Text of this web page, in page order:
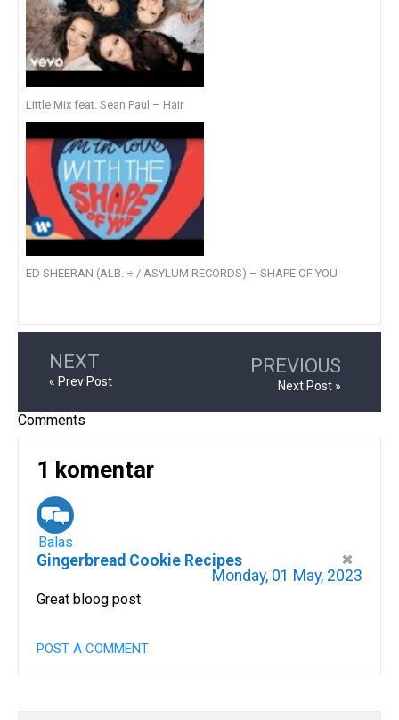
Little Mix feat. Sean Paul – Hair
ED SHEERAN (ALB. ÷ / ASYLUM RECORDS) – SHAPE OF YOU
NEXT
« Prev Post
PREVIOUS
Next Post »
Comments
1 komentar
Balas
Gingerbread Cookie Recipes
Monday, 01 May, 2023
Great bloog post
POST A COMMENT